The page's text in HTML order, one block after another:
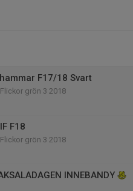
F17/18 Svart
grön 3 2018
F18
grön 3 2018
INNEBANDY